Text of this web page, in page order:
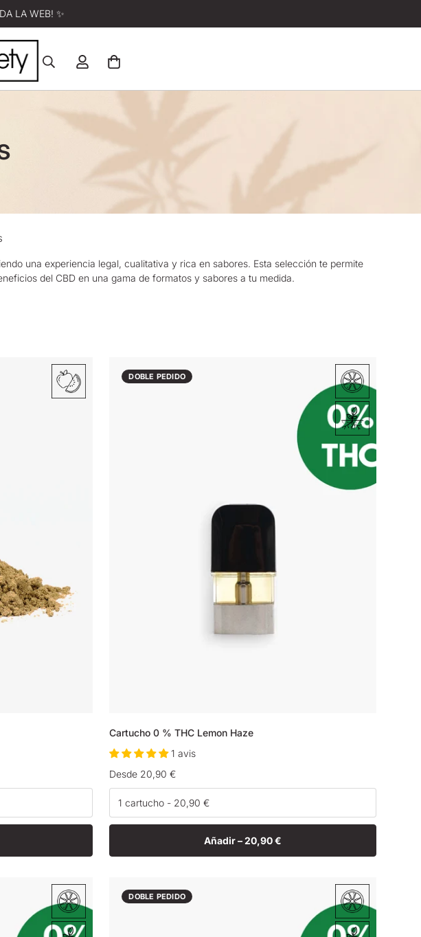
LA WEB! ✨
una experiencia legal, cualitativa y rica en sabores. Esta selección te permite
del CBD en una gama de formatos y sabores a tu medida.
DOBLE PEDIDO
Cartucho 0 % THC Lemon Haze
1 avis
Precio
habitual
Desde 20,90 €
Añadir –20,90 €
DOBLE PEDIDO